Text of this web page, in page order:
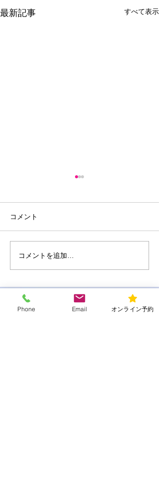
最新記事 すべて表示
海の日と楽しむ水辺のア
クティビティ
コメント
コメントを追加…
診療時間
Phone Email オンライン予約